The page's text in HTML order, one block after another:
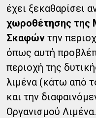
έχει ξεκαθαρίσει
χωροθέτησης της
Σκαφών την
όπως αυτή
περιοχή της
λιμένα (κάτω από
και την
Οργανισμού Λιμένα.